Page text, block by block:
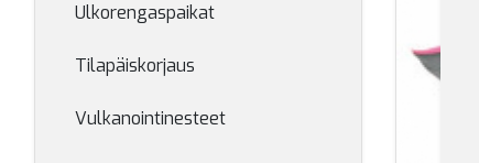
Ulkorengaspaikat
Tilapäiskorjaus
Vulkanointinesteet